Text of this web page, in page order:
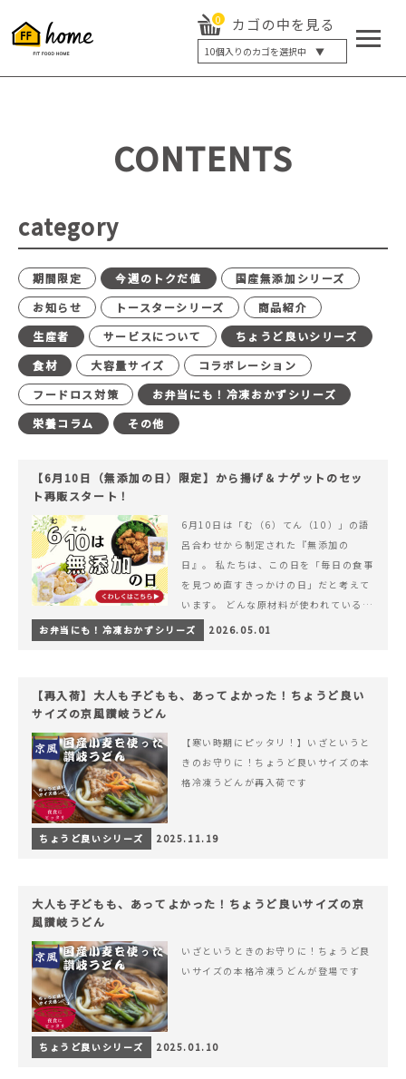
0 カゴの中を見る
10個入りのカゴを選択中 ▼
5個入り
20個入り
最大12%OFF
CONTENTS
category
期間限定 今週のトクだ値
国産無添加シリーズ
お知らせ
トースターシリーズ
商品紹介
生産者
サービスについて
ちょうど良いシリーズ
食材
大容量サイズ
コラボレーション
フードロス対策
お弁当にも！冷凍おかずシリーズ
栄養コラム
その他
【6月10日（無添加の日）限定】から揚げ＆ナゲットのセッ
ト再販スタート！
6月10日は「む（6）てん（10）」の語
呂合わせから制定された『無添加の
日』。 私たちは、この日を「毎日の食事
を見つめ直すきっかけの日」だと考えて
います。 どんな原材料が使われているの
か。 どのようにつくられているのか。&
hellip; 続きを読む 【6月10日（無添加
お弁当にも！冷凍おかずシリーズ 2026.05.01
【再入荷】大人も子どもも、あってよかった！ちょうど良い
サイズの京風讃岐うどん
【寒い時期にピッタリ！】いざというと
きのお守りに！ちょうど良いサイズの本
格冷凍うどんが再入荷です
ちょうど良いシリーズ 2025.11.19
大人も子どもも、あってよかった！ちょうど良いサイズの京
風讃岐うどん
いざというときのお守りに！ちょうど良
いサイズの本格冷凍うどんが登場です
ちょうど良いシリーズ 2025.01.10